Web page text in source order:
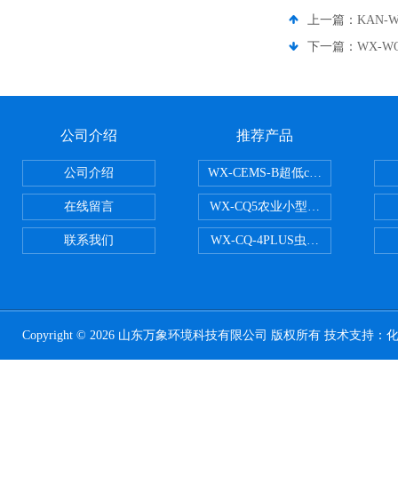
上一篇： KAN-
下一篇： WX-
公司介绍
公司介绍
在线留言
联系我们
推荐产品
WX-CEMS-B超低cems烟气监测系
WX-CQ5农业小型气象站
WX-CQ-4PLUS虫情测报灯
Copyright © 2026 山东万象环境科技有限公司 版权所有 技术支持：